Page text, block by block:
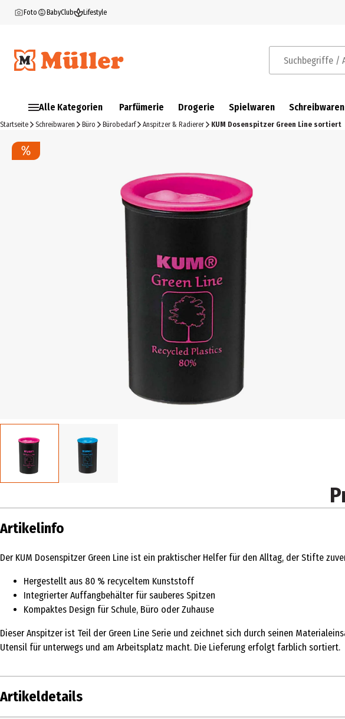
Foto BabyClub Lifestyle
Suchbegriffe /
Alle Kategorien Parfümerie Drogerie Spielwaren Schreibwaren
Startseite Schreibwaren Büro Bürobedarf Anspitzer & Radierer KUM Dosenspitzer Green Line sortiert
Artikelinfo
Der KUM Dosenspitzer Green Line ist ein praktischer Helfer für den Alltag, der Stifte
Hergestellt aus 80 % recyceltem Kunststoff
Integrierter Auffangbehälter für sauberes Spitzen
Kompaktes Design für Schule, Büro oder Zuhause
Dieser Anspitzer ist Teil der Green Line Serie und zeichnet sich durch seinen
Utensil für unterwegs und am Arbeitsplatz macht. Die Lieferung erfolgt farblich sortiert.
Artikeldetails